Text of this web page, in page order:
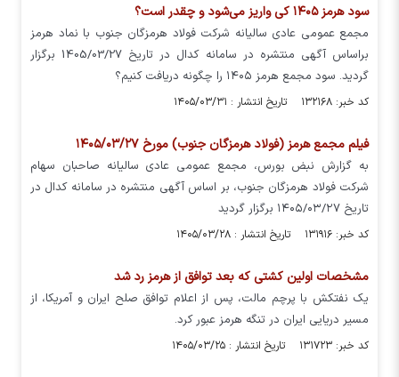
سود هرمز ۱۴۰۵ کی واریز می‌شود و چقدر است؟
مجمع عمومی عادی سالیانه شرکت فولاد هرمزگان جنوب با نماد هرمز
براساس آگهی منتشره در سامانه کدال در تاریخ 1405/03/27 برگزار
گردید. سود مجمع هرمز ۱۴۰۵ را چگونه دریافت کنیم؟
کد خبر: ۱۳۲۱۶۸ تاریخ انتشار : ۱۴۰۵/۰۳/۳۱
فیلم مجمع هرمز (فولاد هرمزگان جنوب) مورخ ۱۴۰۵/۰۳/۲۷
به گزارش نبض بورس، مجمع عمومی عادی سالیانه صاحبان سهام
شرکت فولاد هرمزگان جنوب، بر اساس آگهی منتشره در سامانه کدال در
تاریخ ۱۴۰۵/۰۳/۲۷ برگزار گردید
کد خبر: ۱۳۱۹۱۶ تاریخ انتشار : ۱۴۰۵/۰۳/۲۸
مشخصات اولین کشتی که بعد توافق از هرمز رد شد
یک نفتکش با پرچم مالت، پس از اعلام توافق صلح ایران و آمریکا، از
مسیر دریایی ایران در تنگه هرمز عبور کرد.
کد خبر: ۱۳۱۷۲۳ تاریخ انتشار : ۱۴۰۵/۰۳/۲۵